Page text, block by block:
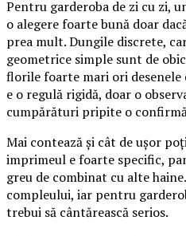
Pentru garderoba de zi cu zi,
o alegere foarte bună doar
prea mult. Dungile discrete,
geometrice simple sunt de
florile foarte mari ori
e o regulă rigidă, doar o
cumpărături pripite o
Mai contează și cât de ușor
imprimeul e foarte specific,
greu de combinat cu alte
compleului, iar pentru
trebui să cântărească serios.